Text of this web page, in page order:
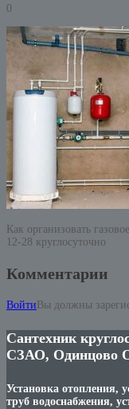
0
Как организовать
12-28 круглосуточно
Комментарии
ВойтиВы должны
Сантехник
СЗАО, Одинцово
Установка отопления,
труб водоснабжения,